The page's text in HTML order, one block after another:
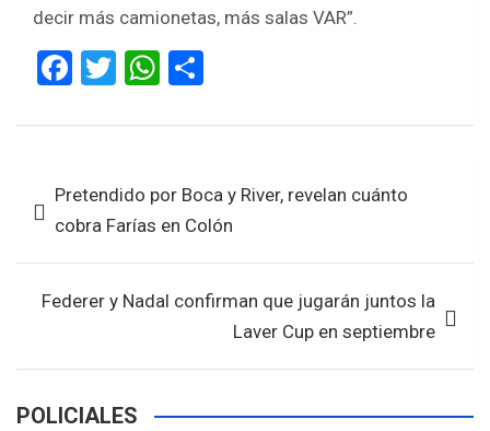
decir más camionetas, más salas VAR”.
F
ce
o
o
k
T
tt
W
at
A
p
p
ar
de Pretendido por Boca y River, revelan cuánto
cobra Farías en Colón
Federer y Nadal confirman que jugarán juntos la
Laver Cup en septiembre
POLICIALES